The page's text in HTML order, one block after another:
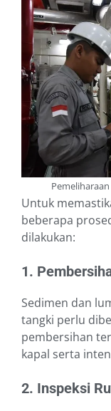
Untuk
beberapa
dilakukan:
1.
Sedimen dan
tangki perlu
pembersihan
kapal serta
2. Inspeksi